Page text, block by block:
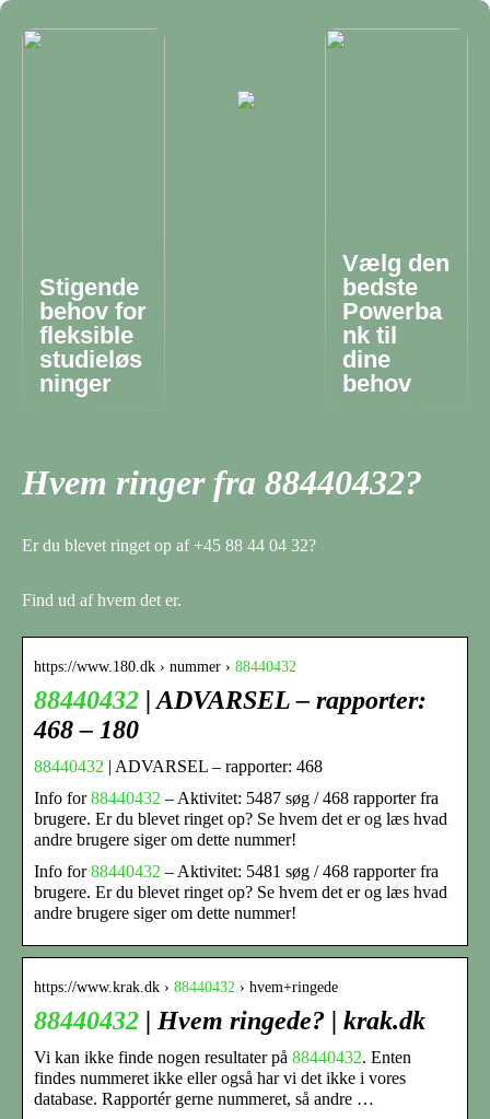
Stigende
behov for
fleksible
studieløs
ninger
Vælg den
bedste
Powerba
nk til
dine
behov
Hvem ringer fra 88440432?
Er du blevet ringet op af +45 88 44 04 32?
Find ud af hvem det er.
https://www.180.dk › nummer › 88440432
88440432 | ADVARSEL – rapporter:
468 – 180
88440432 | ADVARSEL – rapporter: 468
Info for88440432 – Aktivitet: 5487 søg / 468 rapporter fra
brugere. Er du blevet ringet op? Se hvem det er og læs hvad
andre brugere siger om dette nummer!
Info for88440432 – Aktivitet: 5481 søg / 468 rapporter fra
brugere. Er du blevet ringet op? Se hvem det er og læs hvad
andre brugere siger om dette nummer!
https://www.krak.dk › 88440432 › hvem+ringede
88440432 | Hvem ringede? | krak.dk
Vi kan ikke finde nogen resultater på 88440432. Enten
findes nummeret ikke eller også har vi det ikke i vores
database. Rapportér gerne nummeret, så andre …